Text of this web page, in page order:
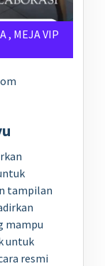
, MEJA VIP
tampilan
mampu
untuk
resmi